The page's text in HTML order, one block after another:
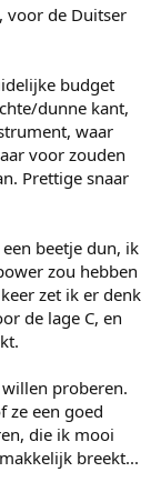
voor de Duitser
budget
dunne kant,
waar
voor zouden
Prettige snaar
beetje dun, ik
zou hebben
zet ik er denk
de lage C, en
proberen.
ze een goed
die ik mooi
breekt...